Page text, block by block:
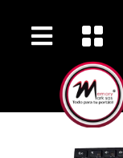
 